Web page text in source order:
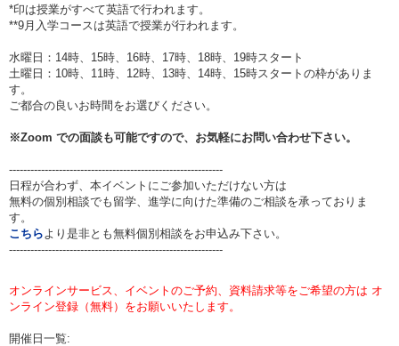
*印は授業がすべて英語で行われます。
**9月入学コースは英語で授業が行われます。
水曜日：14時、15時、16時、17時、18時、19時スタート
土曜日：10時、11時、12時、13時、14時、15時スタートの枠がありま
す。
ご都合の良いお時間をお選びください。
※Zoom での面談も可能ですので、お気軽にお問い合わせ下さい。
------------------------------------------------------------
日程が合わず、本イベントにご参加いただけない方は
無料の個別相談でも留学、進学に向けた準備のご相談を承っておりま
す。
こちらより是非とも無料個別相談をお申込み下さい。
------------------------------------------------------------
オンラインサービス、イベントのご予約、資料請求等をご希望の方は オ
ンライン登録（無料）をお願いいたします。
開催日一覧: